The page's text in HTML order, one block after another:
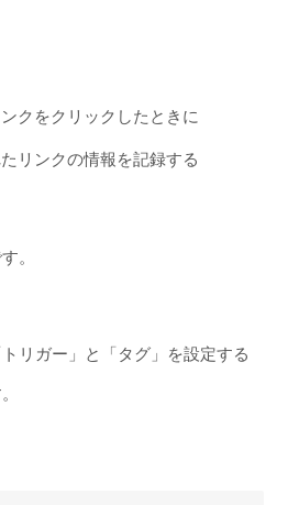
クをクリックしたときに
リンクの情報を記録する
。
リガー」と「タグ」を設定する